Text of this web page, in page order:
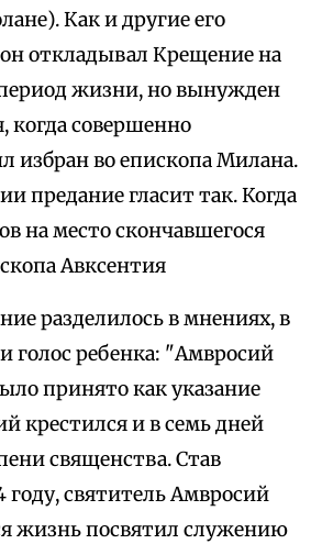
Как и другие его
откладывал Крещение на
жизни, но вынужден
когда совершенно
избран во епископа Милана.
предание гласит так. Когда
на место скончавшегося
Авксентия
разделилось в мнениях, в
голос ребенка: "Амвросий
принято как указание
крестился и в семь дней
священства. Став
году, святитель Амвросий
жизнь посвятил служению